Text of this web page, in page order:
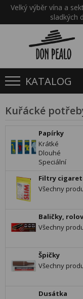
Velký výběr vína a
sladkých
KATALOG
Kuřácké
Papírky
Krátké
Dlouhé
Speciální
Filtry
Všechny
Baličky,
Všechny
Špičky
Všechny
Dusátka